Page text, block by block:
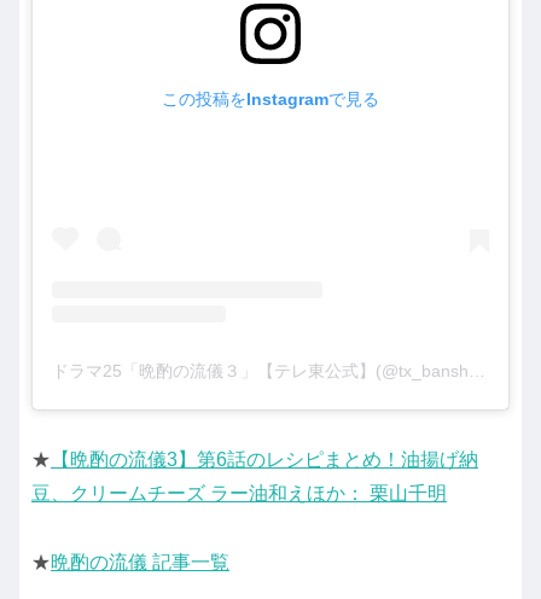
この投稿をInstagramで見る
★ 【晩酌の流儀3】第6話のレシピまとめ！油揚げ納
豆、クリームチーズ ラー油和えほか： 栗山千明
★晩酌の流儀 記事一覧